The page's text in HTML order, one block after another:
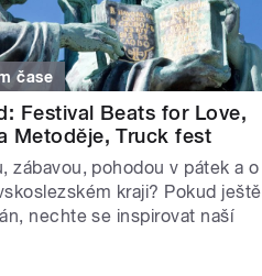
čase
Festival Beats for Love,
Metoděje, Truck fest
zábavou, pohodou v pátek a o
kraji? Pokud ještě
nechte se inspirovat naší